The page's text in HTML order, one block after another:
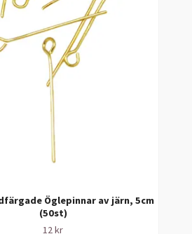
Öglepinnar av järn, 5cm
(50st)
12 kr